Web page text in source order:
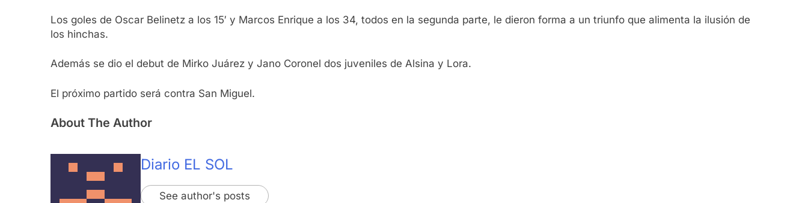
Los goles de Oscar Belinetz a los 15′ y Marcos Enrique a los 34, todos en la segunda parte, le dieron forma a un triunfo que alimenta la ilusión de
los hinchas.
Además se dio el debut de Mirko Juárez y Jano Coronel dos juveniles de Alsina y Lora.
El próximo partido será contra San Miguel.
About The Author
Diario EL SOL
See author's posts